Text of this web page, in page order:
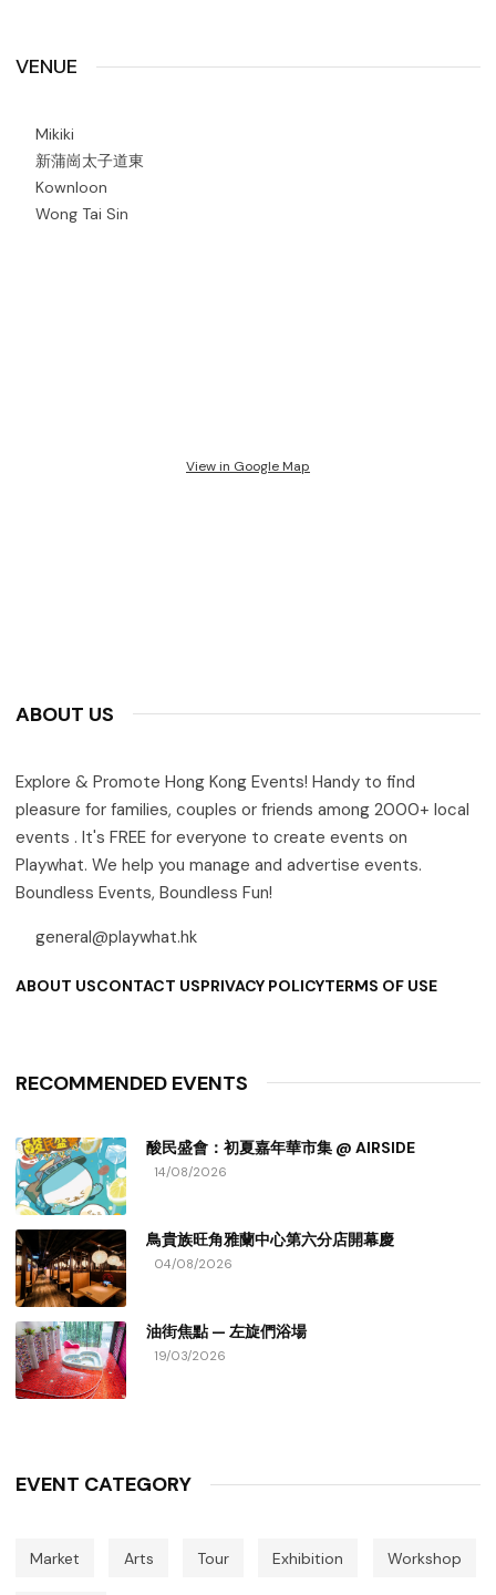
VENUE
Mikiki
新蒲崗太子道東
Kownloon
Wong Tai Sin
View in Google Map
ABOUT US
Explore & Promote Hong Kong Events! Handy to find
pleasure for families, couples or friends among 2000+ local
events . It's FREE for everyone to create events on
Playwhat. We help you manage and advertise events.
Boundless Events, Boundless Fun!
general@playwhat.hk
ABOUT USCONTACT USPRIVACY POLICYTERMS OF USE
RECOMMENDED EVENTS
酸民盛會：初夏嘉年華市集 @ AIRSIDE
14/08/2026
鳥貴族旺角雅蘭中心第六分店開幕慶
04/08/2026
油街焦點 — 左旋們浴場
19/03/2026
EVENT CATEGORY
Market Arts Tour Exhibition Workshop